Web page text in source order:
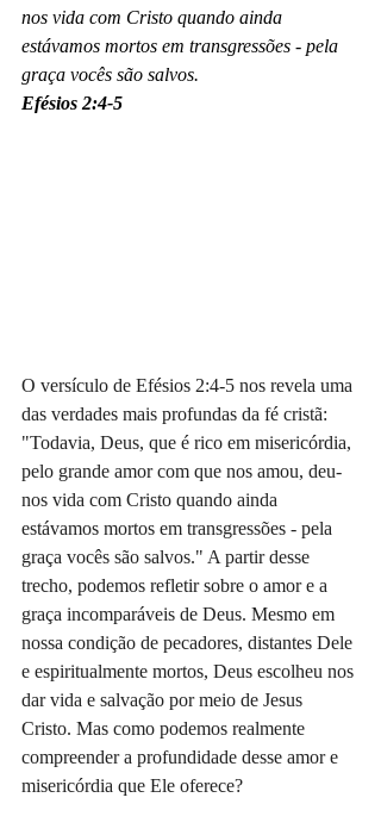
nos vida com Cristo quando ainda
estávamos mortos em transgressões - pela
graça vocês são salvos.
Efésios 2:4-5
O versículo de Efésios 2:4-5 nos revela uma
das verdades mais profundas da fé cristã:
"Todavia, Deus, que é rico em misericórdia,
pelo grande amor com que nos amou, deu-
nos vida com Cristo quando ainda
estávamos mortos em transgressões - pela
graça vocês são salvos." A partir desse
trecho, podemos refletir sobre o amor e a
graça incomparáveis de Deus. Mesmo em
nossa condição de pecadores, distantes Dele
e espiritualmente mortos, Deus escolheu nos
dar vida e salvação por meio de Jesus
Cristo. Mas como podemos realmente
compreender a profundidade desse amor e
misericórdia que Ele oferece?